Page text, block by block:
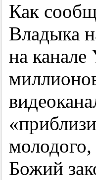
Как
Владыка
на
Божий